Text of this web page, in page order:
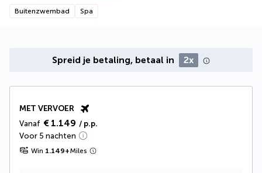
Buitenzwembad Spa
Spreid je betaling, betaal in 2x
MET VERVOER
Vanaf € 1.149 / p.p.
Voor 5 nachten
Win 1.149+Miles